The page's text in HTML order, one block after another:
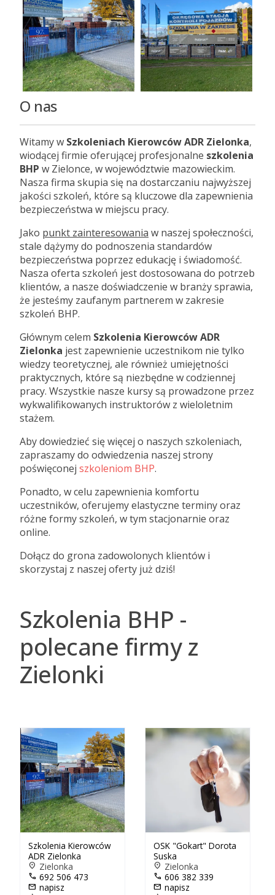
O nas
Witamy w Szkoleniach Kierowców ADR Zielonka,
wiodącej firmie oferującej profesjonalne szkolenia
BHP w Zielonce, w województwie mazowieckim.
Nasza firma skupia się na dostarczaniu najwyższej
jakości szkoleń, które są kluczowe dla zapewnienia
bezpieczeństwa w miejscu pracy.
Jako punkt zainteresowania w naszej społeczności,
stale dążymy do podnoszenia standardów
bezpieczeństwa poprzez edukację i świadomość.
Nasza oferta szkoleń jest dostosowana do potrzeb
klientów, a nasze doświadczenie w branży sprawia,
że jesteśmy zaufanym partnerem w zakresie
szkoleń BHP.
Głównym celem Szkolenia Kierowców ADR
Zielonka jest zapewnienie uczestnikom nie tylko
wiedzy teoretycznej, ale również umiejętności
praktycznych, które są niezbędne w codziennej
pracy. Wszystkie nasze kursy są prowadzone przez
wykwalifikowanych instruktorów z wieloletnim
stażem.
Aby dowiedzieć się więcej o naszych szkoleniach,
zapraszamy do odwiedzenia naszej strony
poświęconej szkoleniom BHP.
Ponadto, w celu zapewnienia komfortu
uczestników, oferujemy elastyczne terminy oraz
różne formy szkoleń, w tym stacjonarnie oraz
online.
Dołącz do grona zadowolonych klientów i
skorzystaj z naszej oferty już dziś!
Szkolenia BHP -
polecane firmy z
Zielonki
Szkolenia Kierowców
ADR Zielonka
location_on Zielonka
call 692 506 473
mail napisz
OSK "Gokart" Dorota
Suska
location_on Zielonka
call 606 382 339
mail napisz